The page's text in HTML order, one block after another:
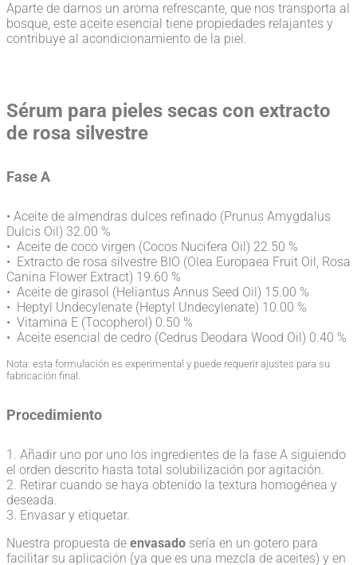
Aparte de darnos un aroma refrescante, que nos transporta al
bosque, este aceite esencial tiene propiedades relajantes y
contribuye al acondicionamiento de la piel.
Sérum para pieles secas con extracto
de rosa silvestre
Fase A
• Aceite de almendras dulces refinado (Prunus Amygdalus
Dulcis Oil) 32.00 %
• Aceite de coco virgen (Cocos Nucifera Oil) 22.50 %
• Extracto de rosa silvestre BIO (Olea Europaea Fruit Oil, Rosa
Canina Flower Extract) 19.60 %
• Aceite de girasol (Heliantus Annus Seed Oil) 15.00 %
• Heptyl Undecylenate (Heptyl Undecylenate) 10.00 %
• Vitamina E (Tocopherol) 0.50 %
• Aceite esencial de cedro (Cedrus Deodara Wood Oil) 0.40 %
Nota: esta formulación es experimental y puede requerir ajustes para su
fabricación final.
Procedimiento
1. Añadir uno por uno los ingredientes de la fase A siguiendo
el orden descrito hasta total solubilización por agitación.
2. Retirar cuando se haya obtenido la textura homogénea y
deseada.
3. Envasar y etiquetar.
Nuestra propuesta de envasado sería en un gotero para
facilitar su aplicación (ya que es una mezcla de aceites) y en